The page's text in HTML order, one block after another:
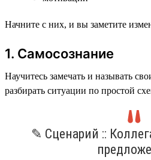
Начните с них, и вы заметите
1. Самосознание
Научитесь замечать и называть
разбирать ситуации по простой
✎ Сценарий ::